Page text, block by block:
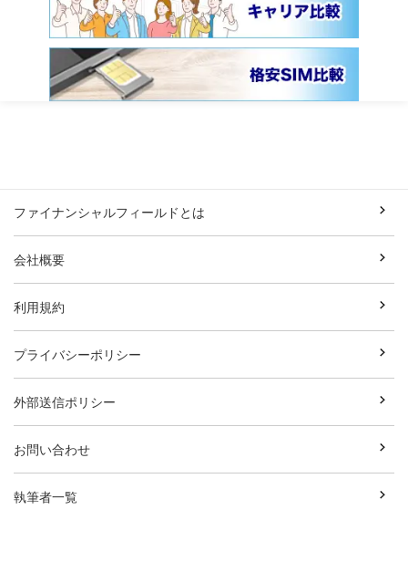
ファイナンシャルフィールドとは
会社概要
利用規約
プライバシーポリシー
外部送信ポリシー
お問い合わせ
執筆者一覧